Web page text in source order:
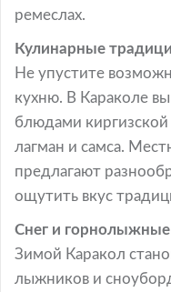
ремеслах.
Кулинарные
Не упустите
кухню. В Караколе
блюдами
лагман и самса.
предлагают
ощутить вкус
Снег и
Зимой Каракол
лыжников и